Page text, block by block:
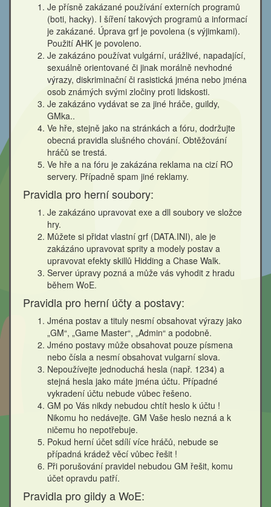
Je přísně zakázané používání externích programů
(boti, hacky). I šíření takových programů a informací
je zakázané. Úprava grf je povolena (s výjimkami).
Použití AHK je povoleno.
Je zakázáno používat vulgární, urážlivé, napadající,
sexuálně orientované či jinak morálně nevhodné
výrazy, diskriminační či rasistická jména nebo jména
osob známých svými zločiny proti lidskosti.
Je zakázáno vydávat se za jiné hráče, guildy,
GMka..
Ve hře, stejně jako na stránkách a fóru, dodržujte
obecná pravidla slušného chování. Obtěžování
hráčů se trestá.
Ve hře a na fóru je zakázána reklama na cizí RO
servery. Případně spam jiné reklamy.
Pravidla pro herní soubory:
Je zakázáno upravovat exe a dll soubory ve složce
hry.
Můžete si přidat vlastní grf (DATA.INI), ale je
zakázáno upravovat sprity a modely postav a
upravovat efekty skillů Hidding a Chase Walk.
Server úpravy pozná a může vás vyhodit z hradu
během WoE.
Pravidla pro herní účty a postavy:
Jména postav a tituly nesmí obsahovat výrazy jako
„GM“, „Game Master“, „Admin“ a podobně.
Jméno postavy může obsahovat pouze písmena
nebo čísla a nesmí obsahovat vulgarní slova.
Nepoužívejte jednoduchá hesla (např. 1234) a
stejná hesla jako máte jména účtu. Případné
vykradení účtu nebude vůbec řešeno.
GM po Vás nikdy nebudou chtít heslo k účtu !
Nikomu ho nedávejte. GM Vaše heslo nezná a k
ničemu ho nepotřebuje.
Pokud herní účet sdílí více hráčů, nebude se
případná krádež věcí vůbec řešit !
Při porušování pravidel nebudou GM řešit, komu
účet opravdu patří.
Pravidla pro gildy a WoE: